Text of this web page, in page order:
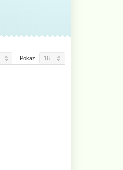
Pokaż: 16